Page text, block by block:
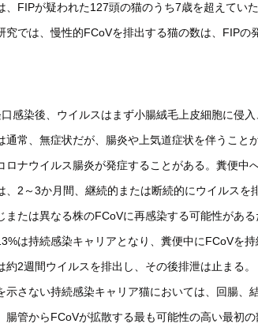
、FIPが疑われた127頭の猫のうち7歳を超えてい
究では、慢性的FCoVを排出する猫の数は、FIPの
感染後、ウイルスはまず小腸絨毛上皮細胞に侵
通常、無症状だが、腸炎や上気道症状を伴うこと
ロナウイルス腸炎が発症することがある。糞便中
、2～3か月間、継続的または断続的にウイルスを
または異なる株のFCoVに再感染する可能性があ
は持続感染キャリアとなり、糞便中にFCoVを
約2週間ウイルスを排出し、その後排泄は止まる。
示さない持続感染キャリア猫においては、回腸、
腸管からFCoVが拡散する最も可能性の高い最初の